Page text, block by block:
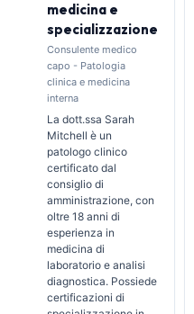
medicina e
specializzazione
Consulente medico
capo - Patologia
clinica e medicina
interna
La dott.ssa Sarah
Mitchell è un
patologo clinico
certificato dal
consiglio di
amministrazione, con
oltre 18 anni di
esperienza in
medicina di
laboratorio e analisi
diagnostica. Possiede
certificazioni di